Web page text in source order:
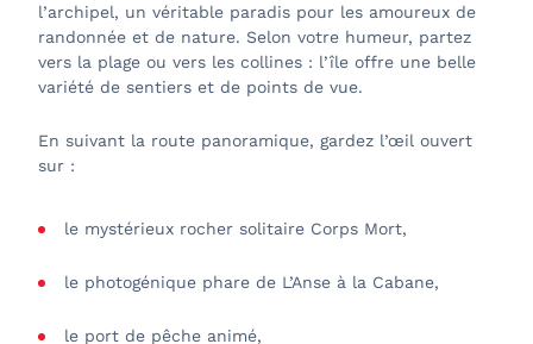
l’archipel, un véritable paradis pour les amoureux de
randonnée et de nature. Selon votre humeur, partez
vers la plage ou vers les collines : l’île offre une belle
variété de sentiers et de points de vue.
En suivant la route panoramique, gardez l’œil ouvert
sur :
le mystérieux rocher solitaire Corps Mort,
le photogénique phare de L’Anse à la Cabane,
le port de pêche animé,